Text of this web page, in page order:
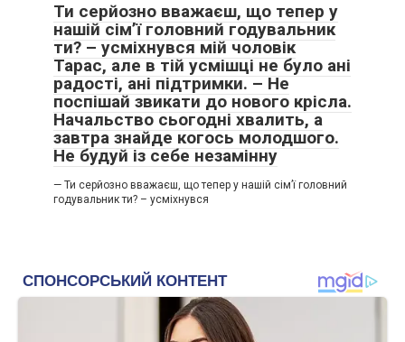
Ти серйозно вважаєш, що тепер у
нашій сім’ї головний годувальник
ти? – усміхнувся мій чоловік
Тарас, але в тій усмішці не було ані
радості, ані підтримки. – Не
поспішай звикати до нового крісла.
Начальство сьогодні хвалить, а
завтра знайде когось молодшого.
Не будуй із себе незамінну
— Ти серйозно вважаєш, що тепер у нашій сім’ї головний
годувальник ти? – усміхнувся